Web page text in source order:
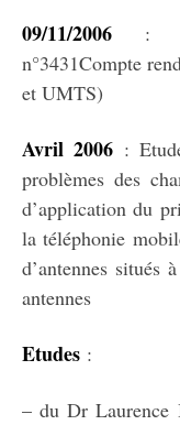
09/11/2006 :
n°3431Compte
et UMTS)
Avril 2006 :
problèmes des
d’application du
la téléphonie
d’antennes situés
antennes
Etudes :
– du Dr Laurence